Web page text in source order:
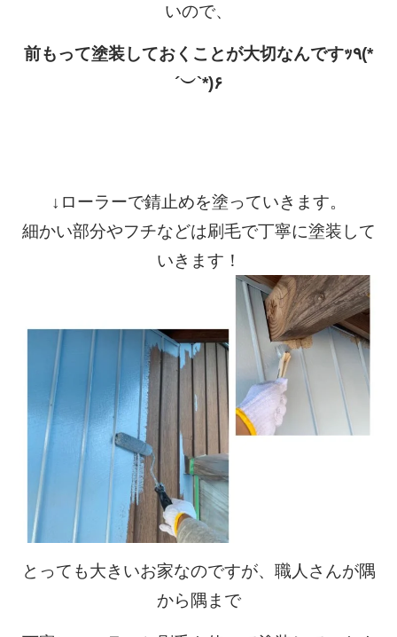
いので、
前もって塗装しておくことが大切なんですｯ٩(*
´︶`*)۶
↓ローラーで錆止めを塗っていきます。
細かい部分やフチなどは刷毛で丁寧に塗装して
いきます！
とっても大きいお家なのですが、職人さんが隅
から隅まで